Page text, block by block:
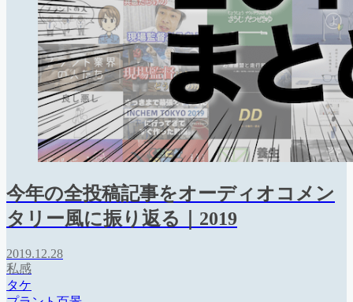
今年の全投稿記事をオーディオコメン
タリー風に振り返る｜2019
2019.12.28
私感
タケ